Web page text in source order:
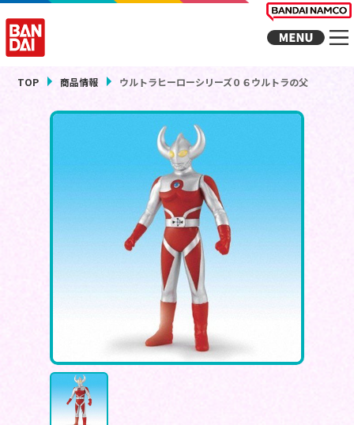
TOP 商品情報 ウルトラヒーローシリーズ０６ウルトラの父